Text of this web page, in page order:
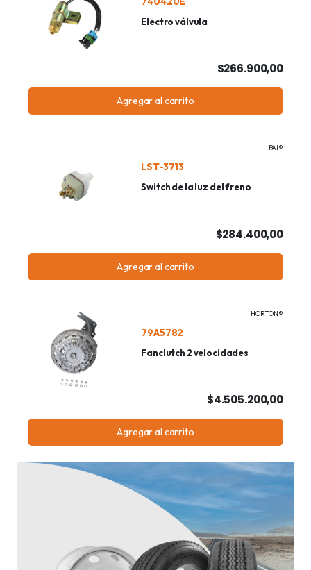
Electro válvula
$266.900,00
Agregar al carrito
PAI®
LST-3713
Switch de la luz del freno
$284.400,00
Agregar al carrito
HORTON®
79A5782
Fanclutch 2 velocidades
$4.505.200,00
Agregar al carrito